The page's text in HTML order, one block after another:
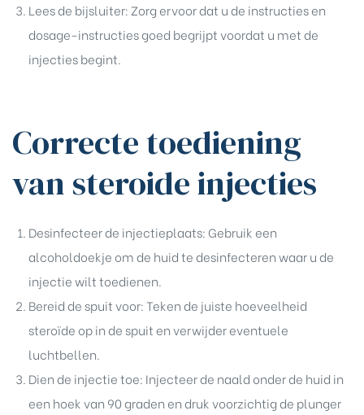
Lees de bijsluiter: Zorg ervoor dat u de instructies en
dosage-instructies goed begrijpt voordat u met de
injecties begint.
Correcte toediening
van steroide injecties
Desinfecteer de injectieplaats: Gebruik een
alcoholdoekje om de huid te desinfecteren waar u de
injectie wilt toedienen.
Bereid de spuit voor: Teken de juiste hoeveelheid
steroïde op in de spuit en verwijder eventuele
luchtbellen.
Dien de injectie toe: Injecteer de naald onder de huid in
een hoek van 90 graden en druk voorzichtig de plunger